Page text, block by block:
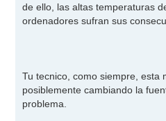
de ello, las altas temperaturas
ordenadores sufran sus
Tu tecnico, como siempre, esta
posiblemente cambiando la
problema.